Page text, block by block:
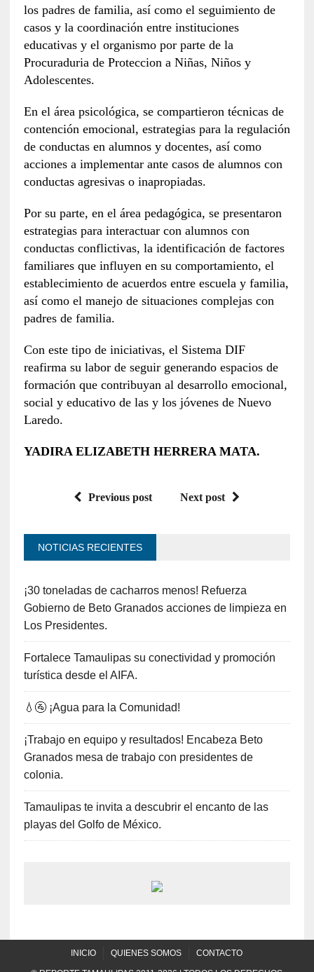
los padres de familia, así como el seguimiento de
casos y la coordinación entre instituciones
educativas y el organismo por parte de la
Procuraduria de Proteccion a Niñas, Niños y
Adolescentes.
En el área psicológica, se compartieron técnicas de
contención emocional, estrategias para la regulación
de conductas en alumnos y docentes, así como
acciones a implementar ante casos de alumnos con
conductas agresivas o inapropiadas.
Por su parte, en el área pedagógica, se presentaron
estrategias para interactuar con alumnos con
conductas conflictivas, la identificación de factores
familiares que influyen en su comportamiento, el
establecimiento de acuerdos entre escuela y familia,
así como el manejo de situaciones complejas con
padres de familia.
Con este tipo de iniciativas, el Sistema DIF
reafirma su labor de seguir generando espacios de
formación que contribuyan al desarrollo emocional,
social y educativo de las y los jóvenes de Nuevo
Laredo.
YADIRA ELIZABETH HERRERA MATA.
Previous post Next post
NOTICIAS RECIENTES
¡30 toneladas de cacharros menos! Refuerza
Gobierno de Beto Granados acciones de limpieza en
Los Presidentes.
Fortalece Tamaulipas su conectividad y promoción
turística desde el AIFA.
💧🚰 ¡Agua para la Comunidad!
¡Trabajo en equipo y resultados! Encabeza Beto
Granados mesa de trabajo con presidentes de
colonia.
Tamaulipas te invita a descubrir el encanto de las
playas del Golfo de México.
INICIO QUIENES SOMOS CONTACTO